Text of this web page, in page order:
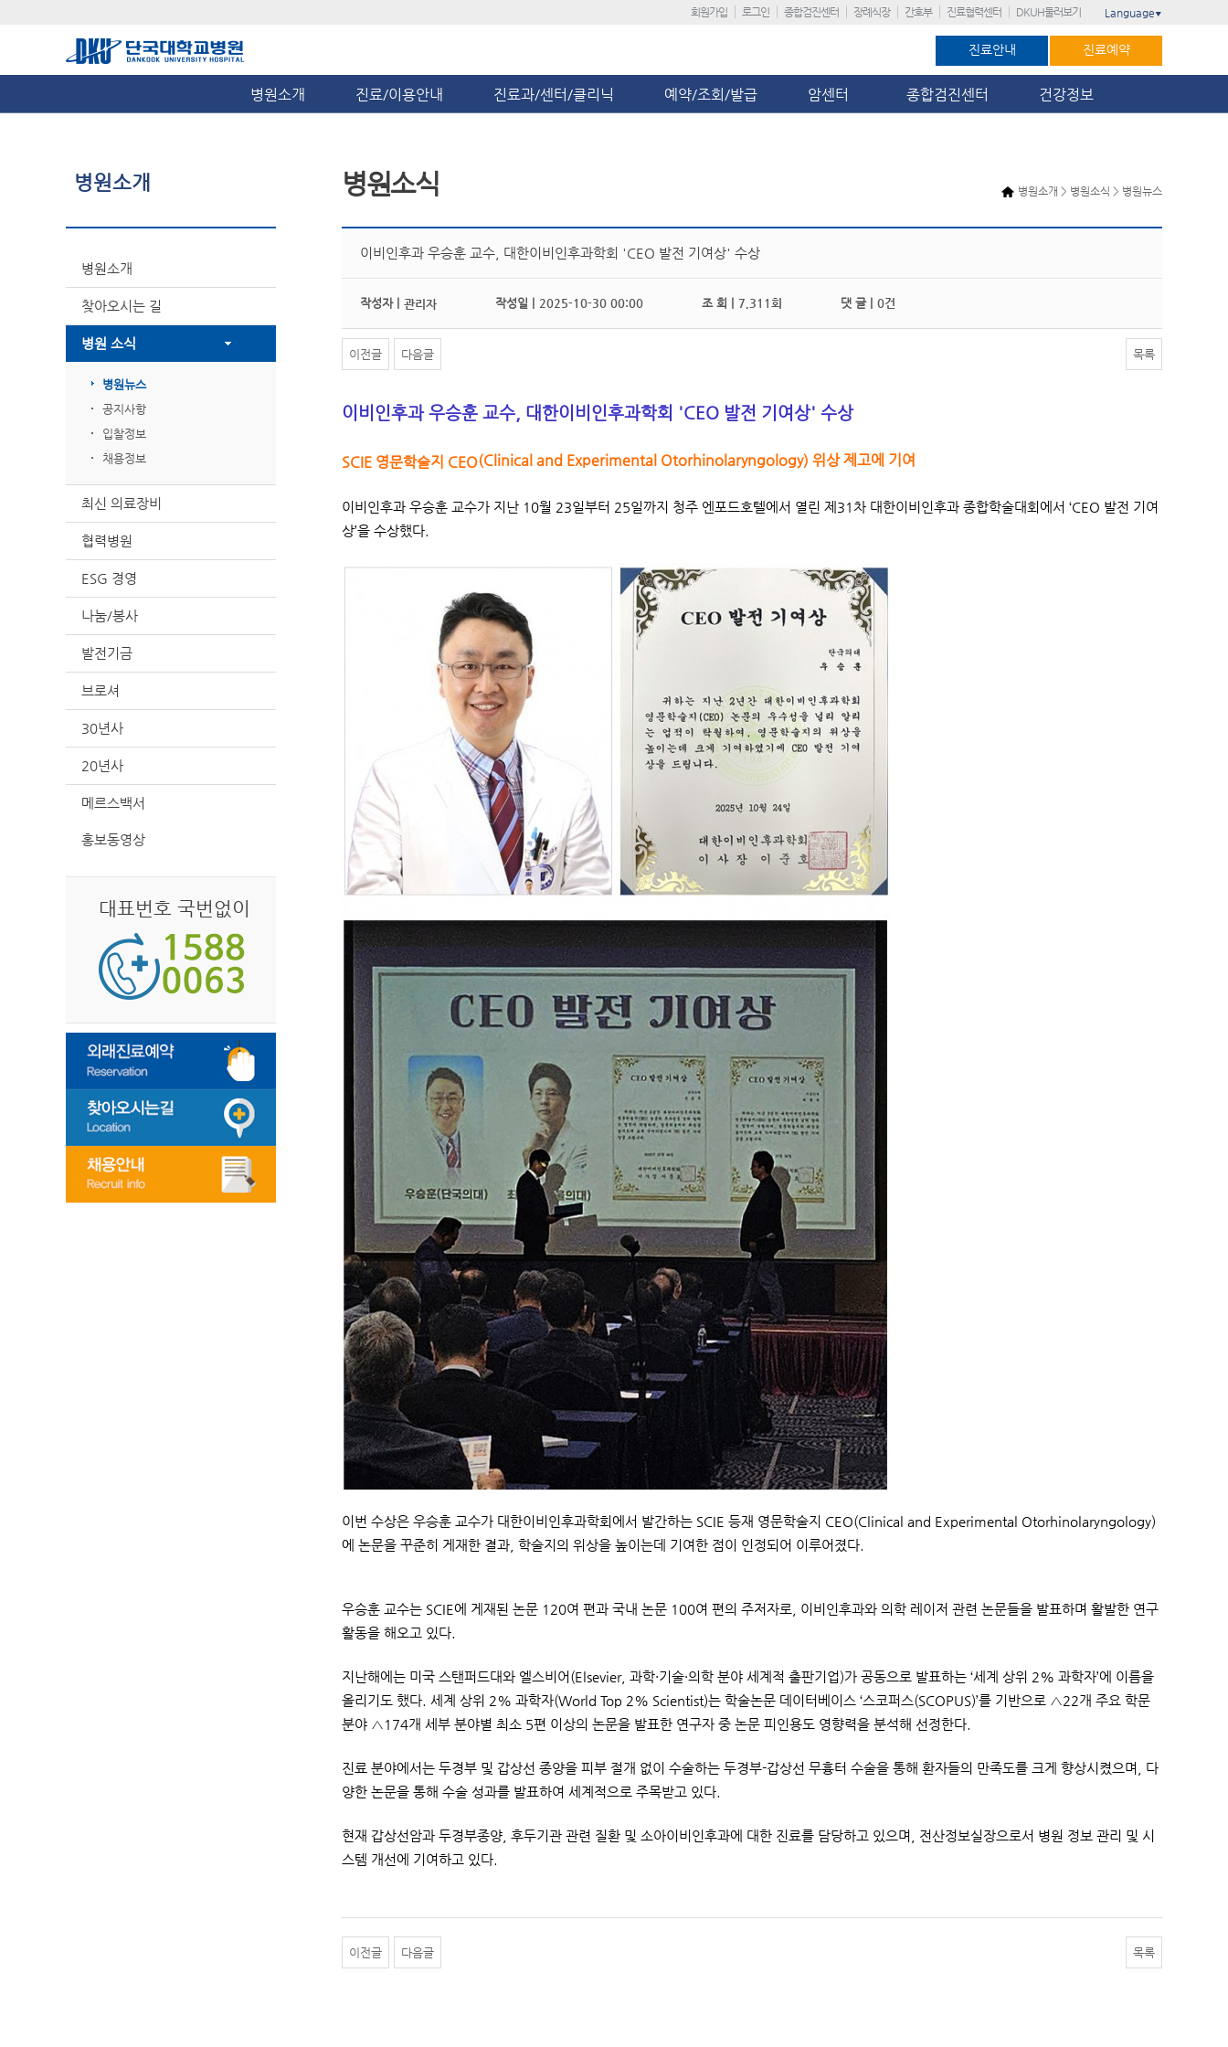
회원가입 로그인 종합검진센터 장례식장 간호부 진료협력센터 DKUH둘러보기 Language ▼
진료안내 진료예약
병원소개 진료/이용안내 진료과/센터/클리닉 예약/조회/발급 암센터 종합검진센터 건강정보
병원소개
병원소개
찾아오시는 길
병원 소식
병원뉴스
공지사항
입찰정보
채용정보
최신 의료장비
협력병원
ESG 경영
나눔/봉사
발전기금
브로셔
30년사
20년사
메르스백서
홍보동영상
대표번호 국번없이
병원소개 > 병원소식 > 병원뉴스
병원소식
이비인후과 우승훈 교수, 대한이비인후과학회 'CEO 발전 기여상' 수상
작성자 | 관리자 작성일 | 2025-10-30 00:00 조 회 | 7,311회 댓 글 | 0건
이전글 다음글 목록
이비인후과 우승훈 교수, 대한이비인후과학회 'CEO 발전 기여상' 수상
SCIE 영문학술지 CEO(Clinical and Experimental Otorhinolaryngology) 위상 제고에 기여
이비인후과 우승훈 교수가 지난 10월 23일부터 25일까지 청주 엔포드호텔에서 열린 제31차 대한이비인후과 종합학술대회에서 ‘CEO 발전 기여
상’을 수상했다.
이번 수상은 우승훈 교수가 대한이비인후과학회에서 발간하는 SCIE 등재 영문학술지 CEO(Clinical and Experimental Otorhinolaryngology)
에 논문을 꾸준히 게재한 결과, 학술지의 위상을 높이는데 기여한 점이 인정되어 이루어졌다.
우승훈 교수는 SCIE에 게재된 논문 120여 편과 국내 논문 100여 편의 주저자로, 이비인후과와 의학 레이저 관련 논문들을 발표하며 활발한 연구
활동을 해오고 있다.
지난해에는 미국 스탠퍼드대와 엘스비어(Elsevier, 과학·기술·의학 분야 세계적 출판기업)가 공동으로 발표하는 ‘세계 상위 2% 과학자’에 이름을
올리기도 했다. 세계 상위 2% 과학자(World Top 2% Scientist)는 학술논문 데이터베이스 ‘스코퍼스(SCOPUS)’를 기반으로 △22개 주요 학문
분야 △174개 세부 분야별 최소 5편 이상의 논문을 발표한 연구자 중 논문 피인용도 영향력을 분석해 선정한다.
진료 분야에서는 두경부 및 갑상선 종양을 피부 절개 없이 수술하는 두경부-갑상선 무흉터 수술을 통해 환자들의 만족도를 크게 향상시켰으며, 다
양한 논문을 통해 수술 성과를 발표하여 세계적으로 주목받고 있다.
현재 갑상선암과 두경부종양, 후두기관 관련 질환 및 소아이비인후과에 대한 진료를 담당하고 있으며, 전산정보실장으로서 병원 정보 관리 및 시
스템 개선에 기여하고 있다.
이전글 다음글 목록